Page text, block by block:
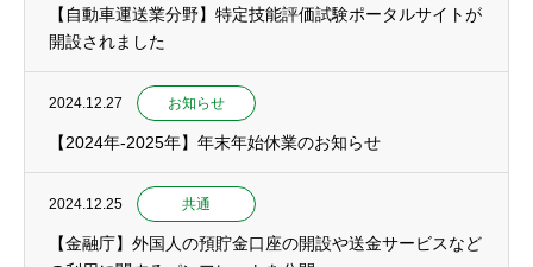
【自動車運送業分野】特定技能評価試験ポータルサイトが
開設されました
2024.12.27 お知らせ
【2024年-2025年】年末年始休業のお知らせ
2024.12.25 共通
【金融庁】外国人の預貯金口座の開設や送金サービスなど